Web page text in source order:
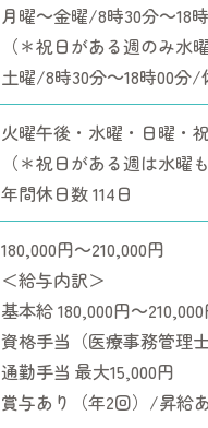
月曜～金曜/8時30分～18
（＊祝日がある週のみ水
土曜/8時30分～18時00分/
火曜午後・水曜・日曜・
（＊祝日がある週は水曜
年間休日数 114日
180,000円～210,000円
＜給与内訳＞
基本給 180,000円～
資格手当（医療事務管理
通勤手当 最大15,000円
賞与あり（年2回）/昇給